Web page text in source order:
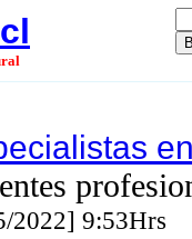
2022] 9:53Hrs